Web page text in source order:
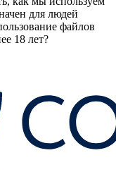
для людей
файлов
18 лет?